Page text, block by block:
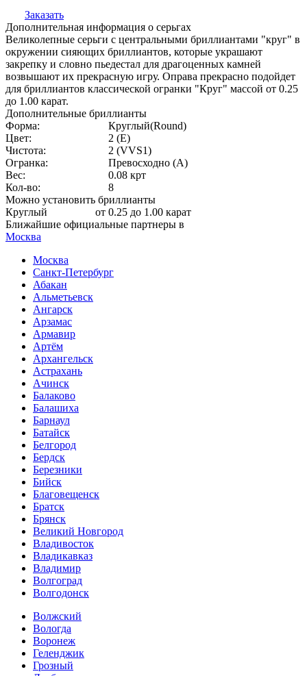
Заказать
Дополнительная информация о серьгах
Великолепные серьги с центральными бриллиантами "круг" в
окружении сияющих бриллиантов, которые украшают
закрепку и словно пьедестал для драгоценных камней
возвышают их прекрасную игру. Оправа прекрасно подойдет
для бриллиантов классической огранки "Круг" массой от 0.25
до 1.00 карат.
Дополнительные бриллианты
Форма:
Круглый(Round)
Цвет:
2 (E)
Чистота:
2 (VVS1)
Огранка:
Превосходно (А)
Вес:
0.08 крт
Кол-во:
8
Можно установить бриллианты
Круглый
от 0.25 до 1.00 карат
Ближайшие официальные партнеры в
Москва
Москва
Санкт-Петербург
Абакан
Альметьевск
Ангарск
Арзамас
Армавир
Артём
Архангельск
Астрахань
Ачинск
Балаково
Балашиха
Барнаул
Батайск
Белгород
Бердск
Березники
Бийск
Благовещенск
Братск
Брянск
Великий Новгород
Владивосток
Владикавказ
Владимир
Волгоград
Волгодонск
Волжский
Вологда
Воронеж
Геленджик
Грозный